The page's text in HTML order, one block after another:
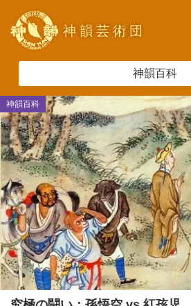
神韻芸術団
神韻百科
神韻百科